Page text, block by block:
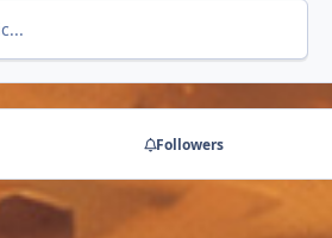
Followers